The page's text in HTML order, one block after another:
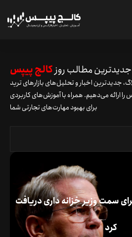
جدیدترین مطالب روزکالج پیپس
جدیدترین اخبار و تحلیل‌های بازارهای ترید
را ارائه می‌دهیم. همراه با آموزش‌های کاربردی
برای بهبود مهارت‌های تجارتی شما
سمت وزیر خزانه داری دریافت
کرد